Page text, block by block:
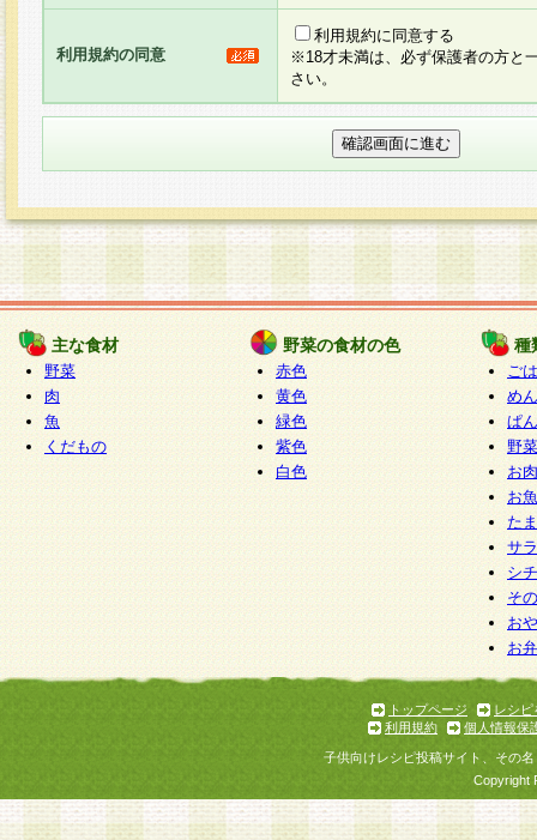
りま す。
3.当社は、会員の事前の承諾を得ることなく、当
方 法・手段にて、本規約を任意に制定、変更ま
きるものとします。改定後の本規約等は、本規約
に掲示したときに、その 他の諸規定については
てその効力を生じるものとします。
4.本規約は、会員登録希望者による会員登録手続
の当社による会員登録の承認が完了した時点で会
たものとみなされ、会員に対して適用されるもの
5.当社がお聞きする個人情報は、すべて会員登録
で提 供いただいたものと考えております。従っ
自らの個人情報の提供を希望されない場合には、
をお預かりいたしません が、提供されないこと
商品やサービス等をご利用いただけない場合があ
了承ください。
6.当社は、お客様から当社が保有している個人情
加・ 利用停止等を求められた場合には、ご本人
て確認できた場合に限り、法令に準拠して合理的
いただきます。なお、開示 請求等の請求先は個
ります。
1.会員とは、本規約等を承諾のうえ、当社所定の
了し、当社が承認した者、グループとします。な
が以下に該当する場合は会員登録をすることがで
利用規約の同意
利用規約に同意する
※18才未満は、必ず保護者の方と
さい。
主な食材
野菜
肉
魚
くだもの
野菜の食材の色
赤色
黄色
緑色
紫色
白色
種
ご
めん
ぱん
野
お
お
た
サ
シ
そ
お
お
トップページ
レシピ
利用規約
個人情報保
子供向けレシピ投稿サイト、その
Copyright